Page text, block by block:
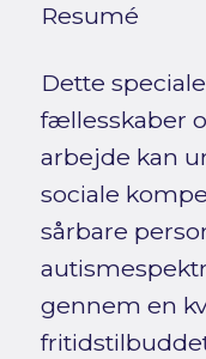
Resumé
Dette
fællesskaber
arbejde kan
sociale
sårbare
gennem en